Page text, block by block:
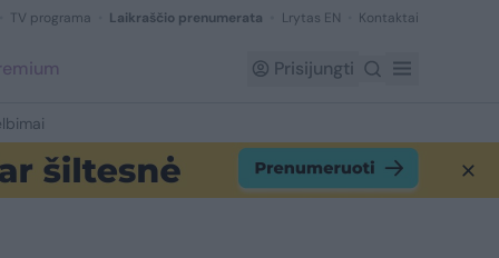
TV programa Laikraščio prenumerata Lrytas EN Kontaktai
Prisijungti